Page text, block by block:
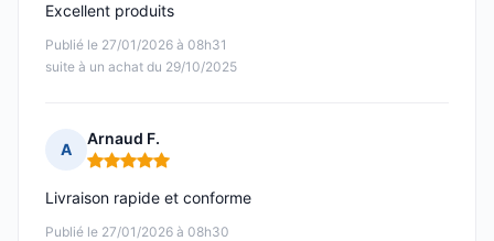
Publié le 27/01/2026 à 08h31
suite à un achat du 29/10/2025
Excellent produits
A
Arnaud F.
Note : 5 sur 5
Publié le 27/01/2026 à 08h30
Livraison rapide et conforme